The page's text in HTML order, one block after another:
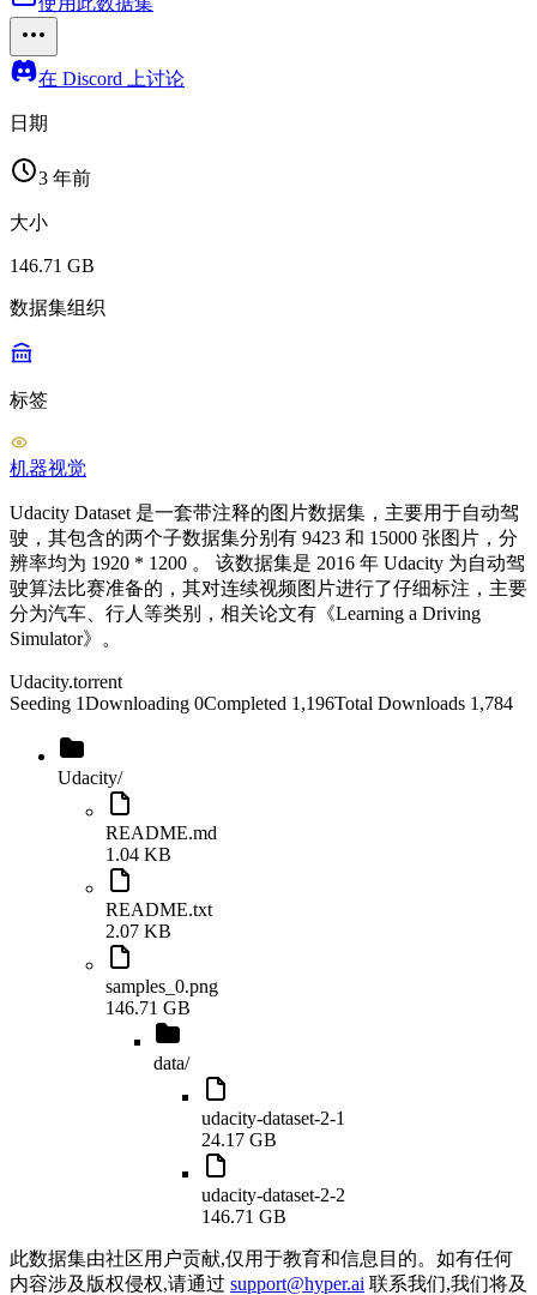
在 Discord 上讨论
日期
3 年前
大小
146.71 GB
数据集组织
标签
机器视觉
Udacity Dataset 是一套带注释的图片数据集，主要用于自动驾
驶，其包含的两个子数据集分别有 9423 和 15000 张图片，分
辨率均为 1920 * 1200 。 该数据集是 2016 年 Udacity 为自动驾
驶算法比赛准备的，其对连续视频图片进行了仔细标注，主要
分为汽车、行人等类别，相关论文有《Learning a Driving
Simulator》。
Udacity.torrent
Seeding 1Downloading 0Completed 1,196Total Downloads 1,784
Udacity/
README.md
1.04 KB
README.txt
2.07 KB
samples_0.png
146.71 GB
data/
udacity-dataset-2-1
24.17 GB
udacity-dataset-2-2
146.71 GB
此数据集由社区用户贡献,仅用于教育和信息目的。如有任何
内容涉及版权侵权,请通过 support@hyper.ai 联系我们,我们将及